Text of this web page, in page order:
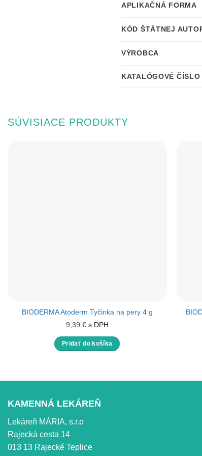
APLIKAČNÁ FORMA
KÓD ŠTÁTNEJ
VÝROBCA
KATALÓGOVÉ ČÍSLO
SÚVISIACE PRODUKTY
BIODERMA Atoderm Tyčinka na pery 4 g
9,39 € s DPH
Pridať do košíka
KAMENNÁ LEKÁREŇ
Lekáreň MÁRIA, s.r.o
Rajecká cesta 14
013 13 Rajecké Teplice